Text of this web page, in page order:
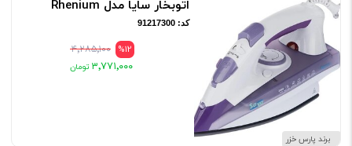
برند پارس خزر
اتوبخار سایا مدل Rhenium
کد: 91217300
%12 ۴٬۲۸۵٬۱۰۰
۳٬۷۷۱٬۰۰۰